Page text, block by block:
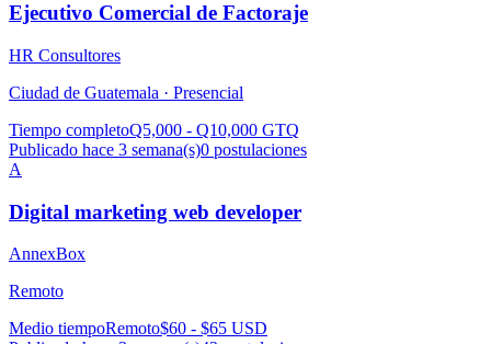
Ejecutivo Comercial de Factoraje
HR Consultores
Ciudad de Guatemala · Presencial
Tiempo completoQ5,000 - Q10,000 GTQ
Publicado hace 3 semana(s)0 postulaciones
A
Digital marketing web developer
AnnexBox
Remoto
Medio tiempoRemoto$60 - $65 USD